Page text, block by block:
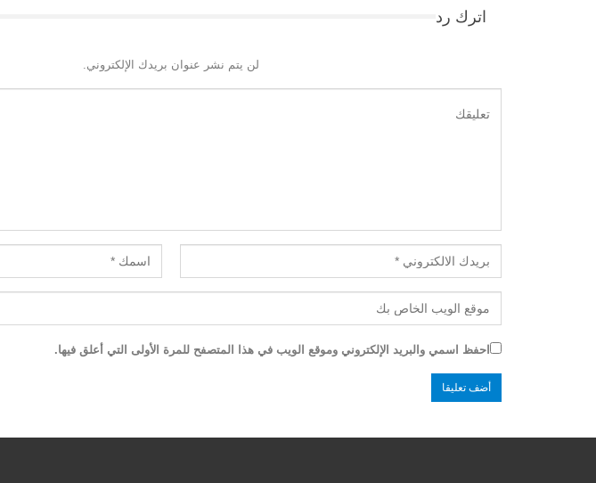
اترك رد
لن يتم نشر عنوان بريدك الإلكتروني.
احفظ اسمي والبريد الإلكتروني وموقع الويب في هذا المتصفح للمرة الأولى التي أعلق فيها.